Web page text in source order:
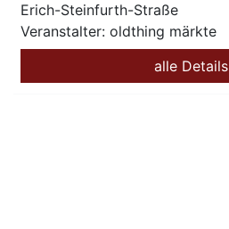
Erich-Steinfurth-Straße
Veranstalter: oldthing märkte
alle Details